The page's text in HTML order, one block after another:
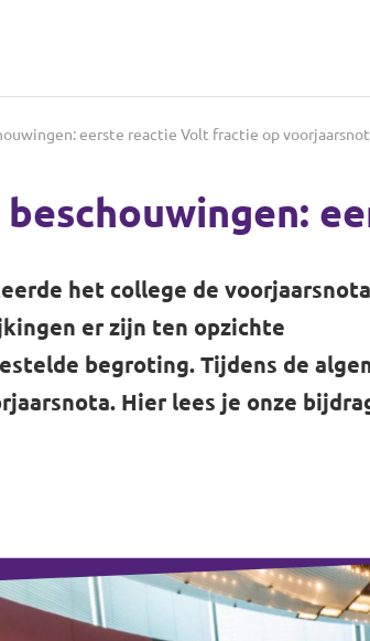
dichtbij
eerste reactie Volt fractie op
beschouwingen:
het college de
er zijn ten opzichte
begroting. Tijdens de
Hier lees je onze